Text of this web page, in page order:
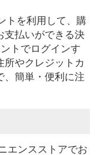
トを利用して、購
支払いができる決
トでログインす
所やクレジットカ
、簡単・便利に注
エンスストアでお